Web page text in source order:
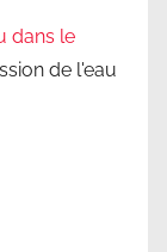
dans le
de l'eau